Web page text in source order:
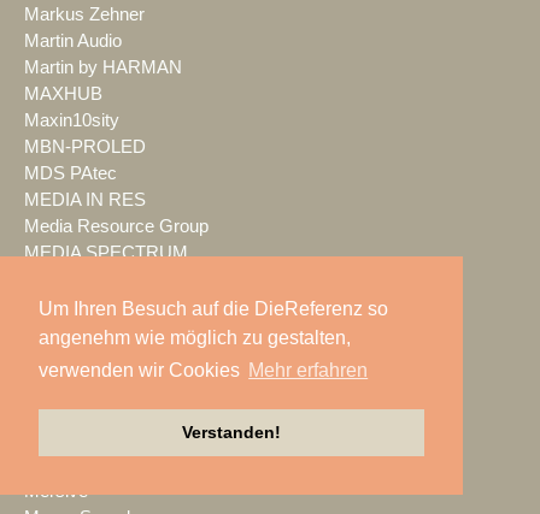
Um Ihren Besuch auf die DieReferenz so
angenehm wie möglich zu gestalten,
verwenden wir Cookies Mehr erfahren
Verstanden!
Markus Zehner
Martin Audio
Martin by HARMAN
MAXHUB
Maxin10sity
MBN-PROLED
MDS PAtec
MEDIA IN RES
Media Resource Group
MEDIA SPECTRUM
Mediasystem
MEDIA|tek
MEEVI-rent
Megaforce
Mersive